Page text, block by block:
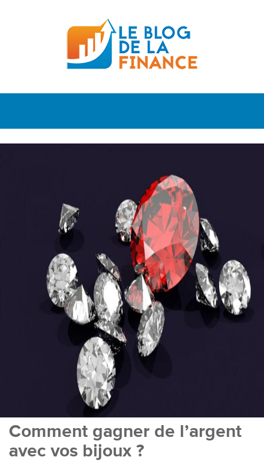
Comment gagner de l’argent
avec vos bijoux ?